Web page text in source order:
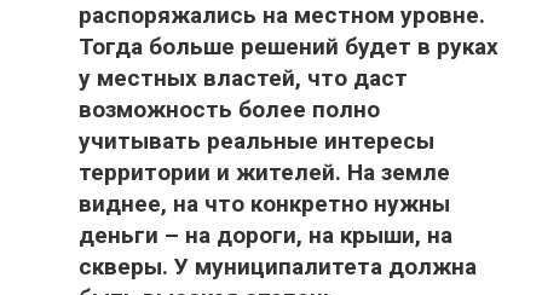
распоряжались на местном уровне.
Тогда больше решений будет в руках
у местных властей, что даст
возможность более полно
учитывать реальные интересы
территории и жителей. На земле
виднее, на что конкретно нужны
деньги – на дороги, на крыши, на
скверы. У муниципалитета должна